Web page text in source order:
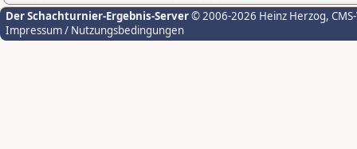
Der Schachturnier-Ergebnis-Server© 2006-2026 Heinz Herzog,
Impressum / Nutzungsbedingungen